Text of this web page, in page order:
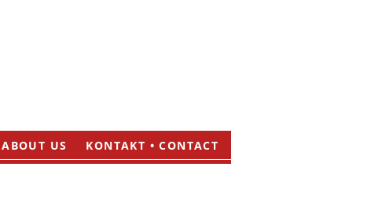
US KONTAKT • CONTACT